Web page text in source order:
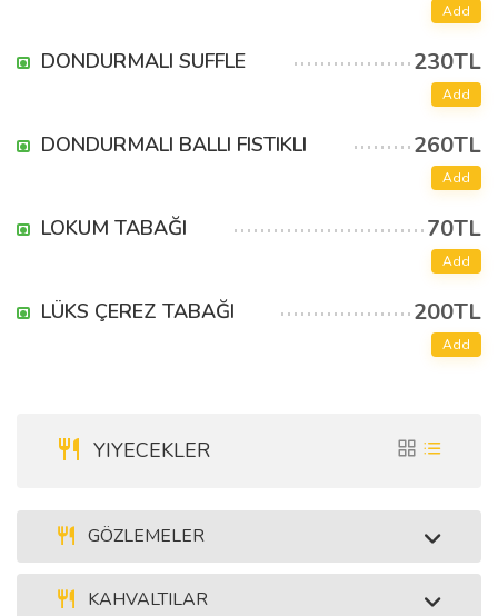
Add
DONDURMALI SUFFLE 230TL
Add
DONDURMALI BALLI FISTIKLI 260TL
Add
LOKUM TABAĞI 70TL
Add
LÜKS ÇEREZ TABAĞI 200TL
Add
YIYECEKLER
GÖZLEMELER
KAHVALTILAR